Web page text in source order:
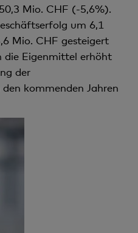
Mio. CHF (-5,6%).
um 6,1
Mio. CHF gesteigert
die Eigenmittel erhöht
der
kommenden Jahren